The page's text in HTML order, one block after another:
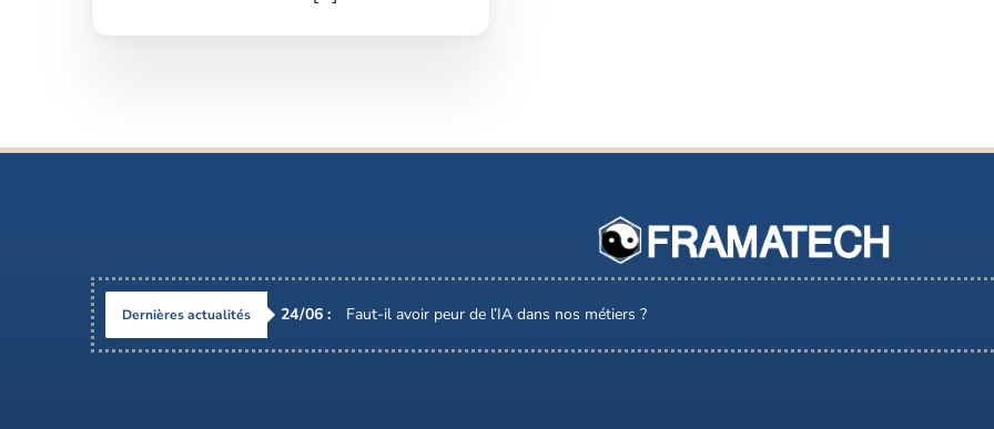
Dernières actualités 24/06 : Faut-il avoir peur de l’IA dans nos métiers ?